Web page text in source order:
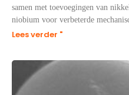
samen met toevoegingen van
niobium voor verbeterde
Lees verder "